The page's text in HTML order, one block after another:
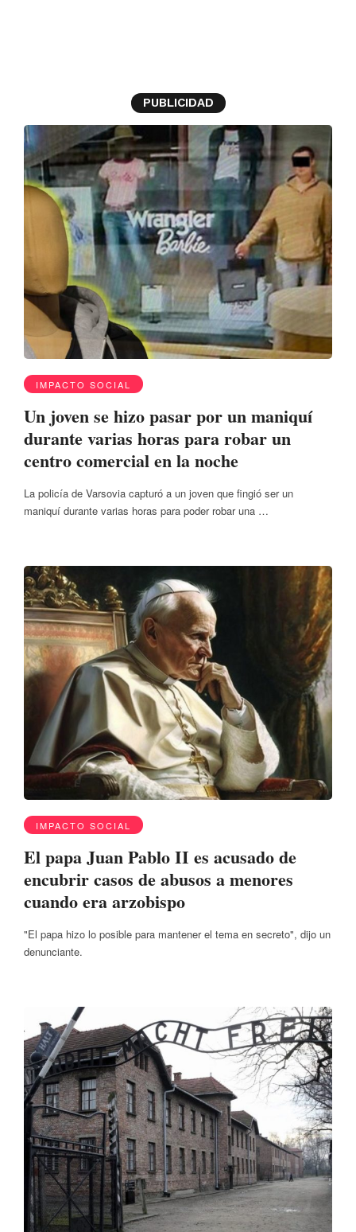
PUBLICIDAD
IMPACTO SOCIAL
Un joven se hizo pasar por un maniquí
durante varias horas para robar un
centro comercial en la noche
La policía de Varsovia capturó a un joven que fingió ser un
maniquí durante varias horas para poder robar una …
IMPACTO SOCIAL
El papa Juan Pablo II es acusado de
encubrir casos de abusos a menores
cuando era arzobispo
"El papa hizo lo posible para mantener el tema en secreto", dijo un
denunciante.